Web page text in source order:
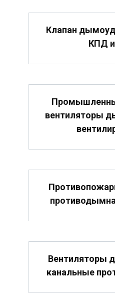
Клапан
КПД
вентиляторы
Вентиляторы
канальные